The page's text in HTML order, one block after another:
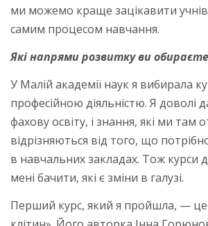
ми можемо краще зацікавити
самим процесом навчання.
Які напрями розвитку ви
У Малій академії наук я вибирала
професійною діяльністю. Я доволі
фахову освіту, і знання, які ми там
відрізняються від того, що
в навчальних закладах. Тож курси
мені бачити, які є зміни в галузі.
Перший курс, який я пройшла, — це